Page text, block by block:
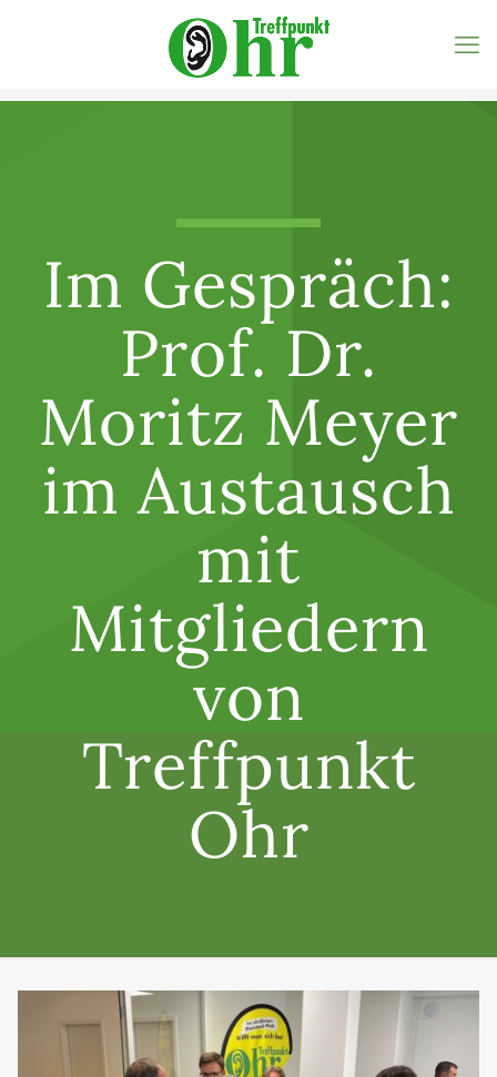
Im Gespräch:
Prof. Dr.
Moritz Meyer
im Austausch
mit
Mitgliedern
von
Treffpunkt
Ohr